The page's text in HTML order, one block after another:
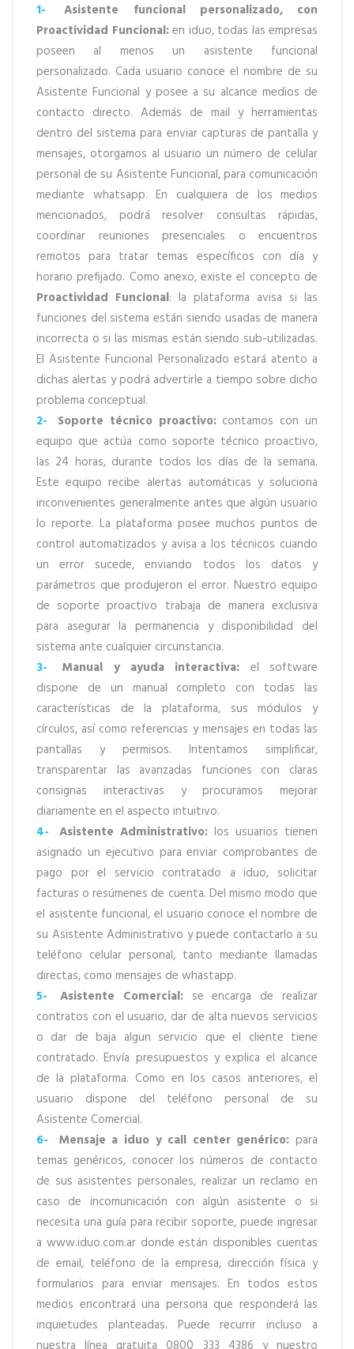
1-
Asistente funcional personalizado, con
Proactividad Funcional:en iduo, todas las empresas
poseen al menos un asistente funcional
personalizado. Cada usuario conoce el nombre de su
Asistente Funcional y posee a su alcance medios de
contacto directo. Además de mail y herramientas
dentro del sistema para enviar capturas de pantalla y
mensajes, otorgamos al usuario un número de celular
personal de su Asistente Funcional, para comunicación
mediante whatsapp. En cualquiera de los medios
mencionados, podrá resolver consultas rápidas,
coordinar reuniones presenciales o encuentros
remotos para tratar temas específicos con día y
horario prefijado. Como anexo, existe el concepto de
Proactividad Funcional: la plataforma avisa si las
funciones del sistema están siendo usadas de manera
incorrecta o si las mismas están siendo sub-utilizadas.
El Asistente Funcional Personalizado estará atento a
dichas alertas y podrá advertirle a tiempo sobre dicho
problema conceptual.
2-
Soporte técnico proactivo:contamos con un
equipo que actúa como soporte técnico proactivo,
las 24 horas, durante todos los días de la semana.
Este equipo recibe alertas automáticas y soluciona
inconvenientes generalmente antes que algún usuario
lo reporte. La plataforma posee muchos puntos de
control automatizados y avisa a los técnicos cuando
un error sucede, enviando todos los datos y
parámetros que produjeron el error. Nuestro equipo
de soporte proactivo trabaja de manera exclusiva
para asegurar la permanencia y disponibilidad del
sistema ante cualquier circunstancia.
3-
Manual y ayuda interactiva: el software
dispone de un manual completo con todas las
características de la plataforma, sus módulos y
círculos, así como referencias y mensajes en todas las
pantallas y permisos. Intentamos simplificar,
transparentar las avanzadas funciones con claras
consignas interactivas y procuramos mejorar
diariamente en el aspecto intuitivo.
4- Asistente Administrativo: los usuarios tienen
asignado un ejecutivo para enviar comprobantes de
pago por el servicio contratado a iduo, solicitar
facturas o resúmenes de cuenta. Del mismo modo que
el asistente funcional, el usuario conoce el nombre de
su Asistente Administrativo y puede contactarlo a su
teléfono celular personal, tanto mediante llamadas
directas, como mensajes de whastapp.
5-
Asistente Comercial:se encarga de realizar
contratos con el usuario, dar de alta nuevos servicios
o dar de baja algun servicio que el cliente tiene
contratado. Envía presupuestos y explica el alcance
de la plataforma. Como en los casos anteriores, el
usuario dispone del teléfono personal de su
Asistente Comercial.
6-
Mensaje a iduo y call center genérico: para
temas genéricos, conocer los números de contacto
de sus asistentes personales, realizar un reclamo en
caso de incomunicación con algún asistente o si
necesita una guía para recibir soporte, puede ingresar
a www.iduo.com.ar donde están disponibles cuentas
de email, teléfono de la empresa, dirección física y
formularios para enviar mensajes. En todos estos
medios encontrará una persona que responderá las
inquietudes planteadas. Puede recurrir incluso a